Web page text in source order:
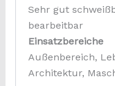
Sehr gut
bearbeitbar
Einsatzbereiche
Außenbereich,
Architektur,